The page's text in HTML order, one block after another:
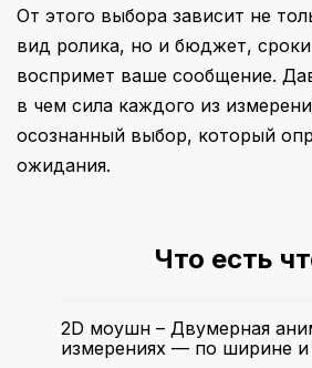
От этого выбора зависит не
вид ролика, но и бюджет, сроки
воспримет ваше сообщение.
в чем сила каждого из
осознанный выбор, который
ожидания.
Что есть
2D моушн – Двумерная
измерениях — по ширине и